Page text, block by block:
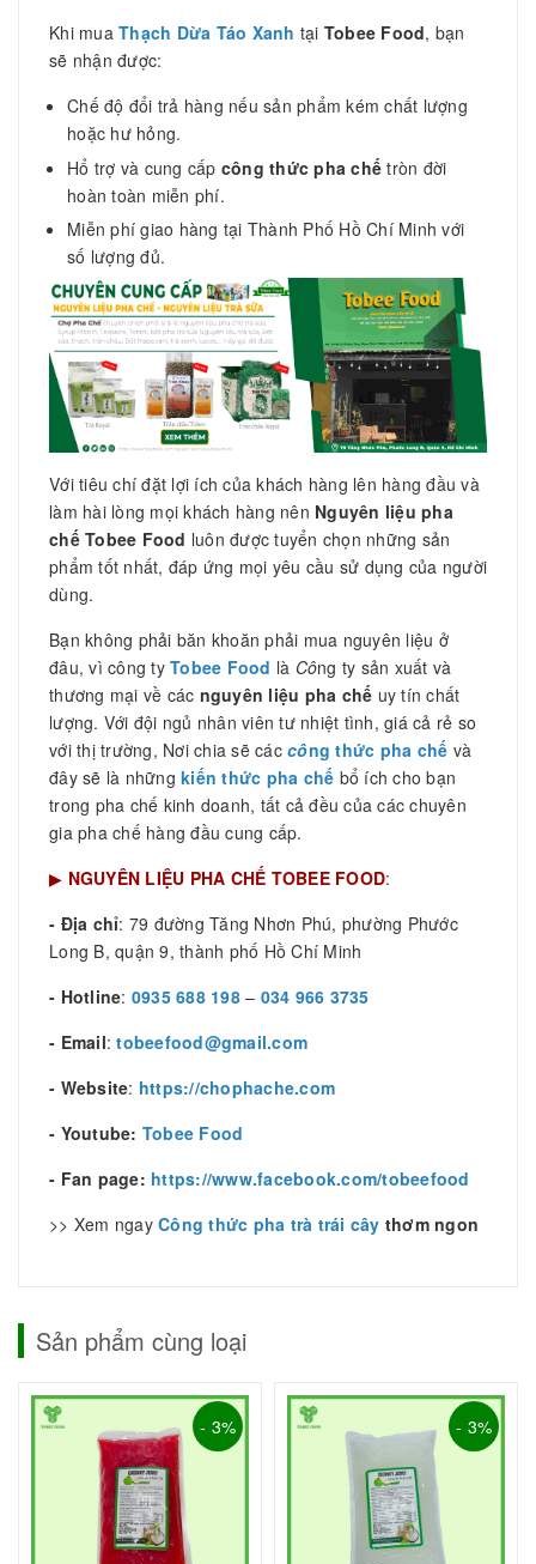
Khi mua Thạch Dừa Táo Xanh tại Tobee Food, bạn
sẽ nhận được:
Chế độ đổi trả hàng nếu sản phẩm kém chất lượng
hoặc hư hỏng.
Hổ trợ và cung cấp công thức pha chế tròn đời
hoàn toàn miễn phí.
Miễn phí giao hàng tại Thành Phố Hồ Chí Minh với
số lượng đủ.
Với tiêu chí đặt lợi ích của khách hàng lên hàng đầu và
làm hài lòng mọi khách hàng nên Nguyên liệu pha
chế Tobee Food luôn được tuyển chọn những sản
phẩm tốt nhất, đáp ứng mọi yêu cầu sử dụng của người
dùng.
Bạn không phải băn khoăn phải mua nguyên liệu ở
đâu, vì công ty Tobee Food là Công ty sản xuất và
thương mại về các nguyên liệu pha chế uy tín chất
lượng. Với đội ngủ nhân viên tư nhiệt tình, giá cả rẻ so
với thị trường, Nơi chia sẽ các công thức pha chế và
đây sẽ là những kiến thức pha chế bổ ích cho bạn
trong pha chế kinh doanh, tất cả đều của các chuyên
gia pha chế hàng đầu cung cấp.
▶ NGUYÊN LIỆU PHA CHẾ TOBEE FOOD:
- Địa chỉ: 79 đường Tăng Nhơn Phú, phường Phước
Long B, quận 9, thành phố Hồ Chí Minh
- Hotline: 0935 688 198– 034 966 3735
- Email:tobeefood@gmail.com
- Website: https://chophache.com
- Youtube: Tobee Food
- Fan page: https://www.facebook.com/tobeefood
>> Xem ngay Công thức pha trà trái cây thơm ngon
Sản phẩm cùng loại
- 3% - 3%